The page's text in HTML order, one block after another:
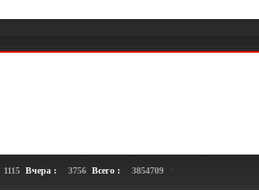
1115 Вчера : 3756 Всего : 3854709